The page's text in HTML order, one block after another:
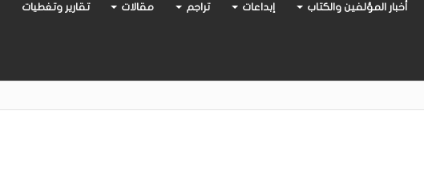
أخبار المؤلفين والكتاب إبداعات تراجم مقالات تقارير وتغطيات
حديثة صادرة عن مركز الأدب العربي تغوص في هشاشة الحب وصراعات الذات